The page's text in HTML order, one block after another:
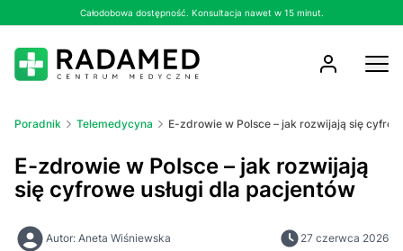
Całodobowa dostępność. Konsultacja nawet w 15 minut.
Poradnik Telemedycyna E-zdrowie w Polsce – jak rozwijają się
E-zdrowie w Polsce – jak rozwijają
się cyfrowe usługi dla pacjentów
Autor: Aneta Wiśniewska 27 czerwca 2026